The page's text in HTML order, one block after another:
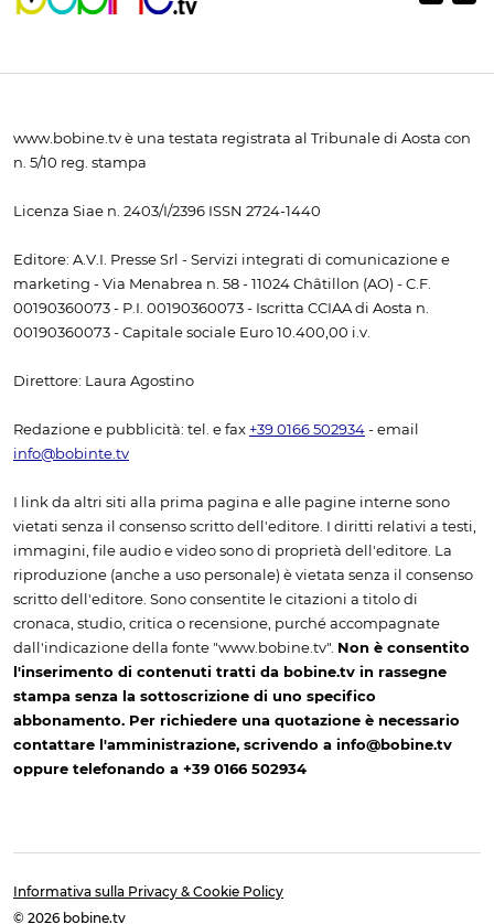
www.bobine.tv è una testata registrata al Tribunale di Aosta con
n. 5/10 reg. stampa
Licenza Siae n. 2403/I/2396 ISSN 2724-1440
Editore: A.V.I. Presse Srl - Servizi integrati di comunicazione e
marketing - Via Menabrea n. 58 - 11024 Châtillon (AO) - C.F.
00190360073 - P.I. 00190360073 - Iscritta CCIAA di Aosta n.
00190360073 - Capitale sociale Euro 10.400,00 i.v.
Direttore: Laura Agostino
Redazione e pubblicità: tel. e fax +39 0166 502934 - email
info@bobinte.tv
I link da altri siti alla prima pagina e alle pagine interne sono
vietati senza il consenso scritto dell'editore. I diritti relativi a testi,
immagini, file audio e video sono di proprietà dell'editore. La
riproduzione (anche a uso personale) è vietata senza il consenso
scritto dell'editore. Sono consentite le citazioni a titolo di
cronaca, studio, critica o recensione, purché accompagnate
dall'indicazione della fonte "www.bobine.tv". Non è consentito
l'inserimento di contenuti tratti da bobine.tv in rassegne
stampa senza la sottoscrizione di uno specifico
abbonamento. Per richiedere una quotazione è necessario
contattare l'amministrazione, scrivendo a info@bobine.tv
oppure telefonando a +39 0166 502934
Informativa sulla Privacy & Cookie Policy
© 2026 bobine.tv